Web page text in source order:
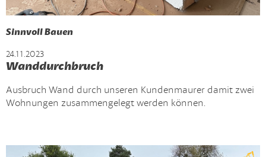
Sinnvoll Bauen
24.11.2023
Wanddurchbruch
Ausbruch Wand durch unseren Kundenmaurer damit zwei
Wohnungen zusammengelegt werden können.